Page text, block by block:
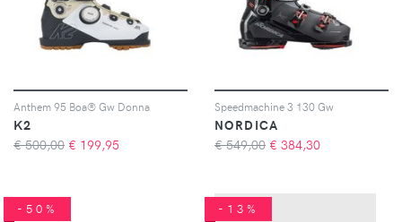
Anthem 95 Boa® Gw Donna
K2
€ 500,00 € 199,95
Speedmachine 3 130 Gw
NORDICA
€ 549,00 € 384,30
-50% -13%